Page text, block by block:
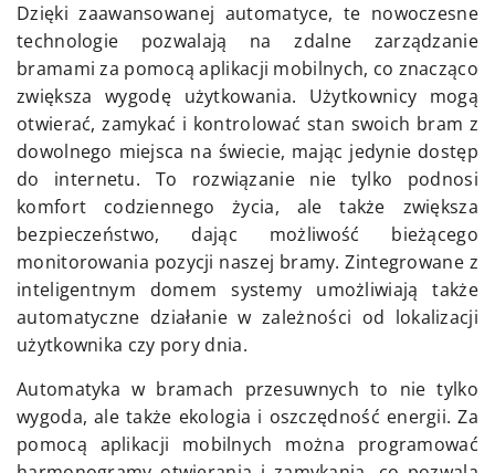
Dzięki zaawansowanej automatyce, te nowoczesne
technologie pozwalają na zdalne zarządzanie
bramami za pomocą aplikacji mobilnych, co znacząco
zwiększa wygodę użytkowania. Użytkownicy mogą
otwierać, zamykać i kontrolować stan swoich bram z
dowolnego miejsca na świecie, mając jedynie dostęp
do internetu. To rozwiązanie nie tylko podnosi
komfort codziennego życia, ale także zwiększa
bezpieczeństwo, dając możliwość bieżącego
monitorowania pozycji naszej bramy. Zintegrowane z
inteligentnym domem systemy umożliwiają także
automatyczne działanie w zależności od lokalizacji
użytkownika czy pory dnia.
Automatyka w bramach przesuwnych to nie tylko
wygoda, ale także ekologia i oszczędność energii. Za
pomocą aplikacji mobilnych można programować